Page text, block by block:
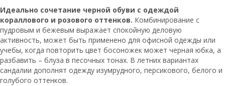
Идеально сочетание черной обуви с одеждой
кораллового и розового оттенков. Комбинирование с
пудровым и бежевым выражает спокойную деловую
активность, может быть применено для офисной одежды или
учебы, когда повторить цвет босоножек может черная юбка, а
разбавить – блуза в песочных тонах. В летних вариантах
сандалии дополнят одежду изумрудного, персикового, белого и
голубого оттенков.